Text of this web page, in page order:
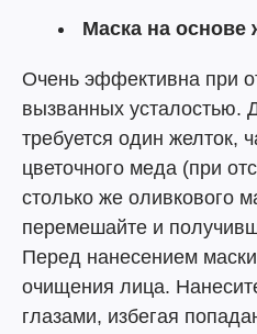
Маска на основе
Очень эффективна при
вызванных усталостью.
требуется один желток,
цветочного меда (при
столько же оливкового
перемешайте и
Перед нанесением
очищения лица.
глазами, избегая